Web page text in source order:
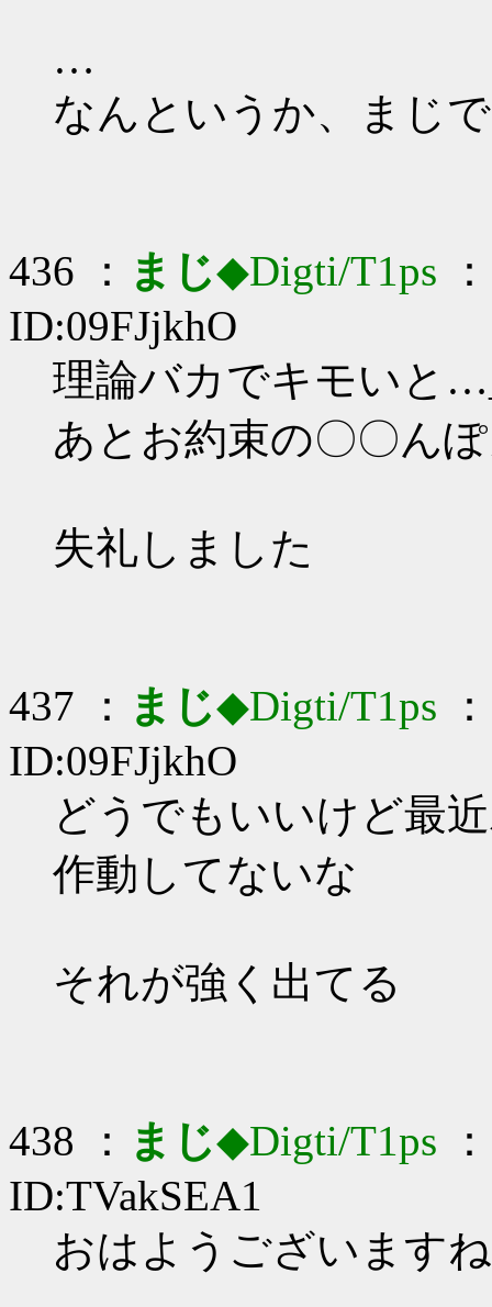
…
なんというか、まじ
436 ： まじ◆Digti/T1ps
ID:09FJjkhO
理論バカでキモいと
あとお約束の〇〇ん
失礼しました
437 ： まじ◆Digti/T1ps
ID:09FJjkhO
どうでもいいけど最
作動してないな
それが強く出てる
438 ： まじ◆Digti/T1ps
ID:TVakSEA1
おはようございます